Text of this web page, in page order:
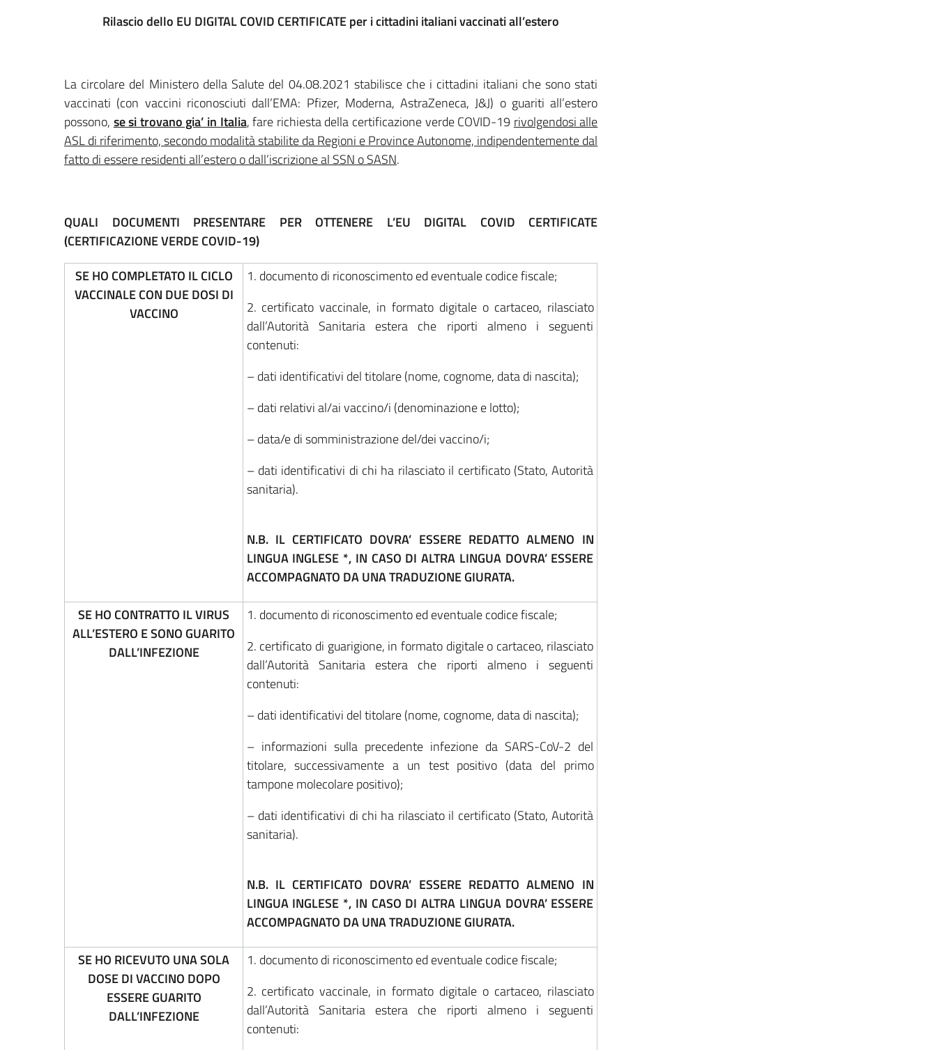
Rilascio dello EU DIGITAL COVID CERTIFICATE per i cittadini italiani vaccinati all’estero
La circolare del Ministero della Salute del 04.08.2021 stabilisce che i cittadini italiani che sono stati
vaccinati (con vaccini riconosciuti dall’EMA: Pfizer, Moderna, AstraZeneca, J&J) o guariti all’estero
possono, se si trovano gia’ in Italia, fare richiesta della certificazione verde COVID-19 rivolgendosi alle
ASL di riferimento, secondo modalità stabilite da Regioni e Province Autonome, indipendentemente dal
fatto di essere residenti all’estero o dall’iscrizione al SSN o SASN.
QUALI DOCUMENTI PRESENTARE PER OTTENERE L’EU DIGITAL COVID CERTIFICATE
(CERTIFICAZIONE VERDE COVID-19)
SE HO COMPLETATO IL CICLO
VACCINALE CON DUE DOSI DI
VACCINO
1. documento di riconoscimento ed eventuale codice fiscale;
2. certificato vaccinale, in formato digitale o cartaceo, rilasciato
dall’Autorità Sanitaria estera che riporti almeno i seguenti
contenuti:
– dati identificativi del titolare (nome, cognome, data di nascita);
– dati relativi al/ai vaccino/i (denominazione e lotto);
– data/e di somministrazione del/dei vaccino/i;
– dati identificativi di chi ha rilasciato il certificato (Stato, Autorità
sanitaria).
N.B. IL CERTIFICATO DOVRA’ ESSERE REDATTO ALMENO IN
LINGUA INGLESE *, IN CASO DI ALTRA LINGUA DOVRA’ ESSERE
ACCOMPAGNATO DA UNA TRADUZIONE GIURATA.
SE HO CONTRATTO IL VIRUS
ALL’ESTERO E SONO GUARITO
DALL’INFEZIONE
1. documento di riconoscimento ed eventuale codice fiscale;
2. certificato di guarigione, in formato digitale o cartaceo, rilasciato
dall’Autorità Sanitaria estera che riporti almeno i seguenti
contenuti:
– dati identificativi del titolare (nome, cognome, data di nascita);
– informazioni sulla precedente infezione da SARS-CoV-2 del
titolare, successivamente a un test positivo (data del primo
tampone molecolare positivo);
– dati identificativi di chi ha rilasciato il certificato (Stato, Autorità
sanitaria).
N.B. IL CERTIFICATO DOVRA’ ESSERE REDATTO ALMENO IN
LINGUA INGLESE *, IN CASO DI ALTRA LINGUA DOVRA’ ESSERE
ACCOMPAGNATO DA UNA TRADUZIONE GIURATA.
SE HO RICEVUTO UNA SOLA
DOSE DI VACCINO DOPO
ESSERE GUARITO
DALL’INFEZIONE
1. documento di riconoscimento ed eventuale codice fiscale;
2. certificato vaccinale, in formato digitale o cartaceo, rilasciato
dall’Autorità Sanitaria estera che riporti almeno i seguenti
contenuti: